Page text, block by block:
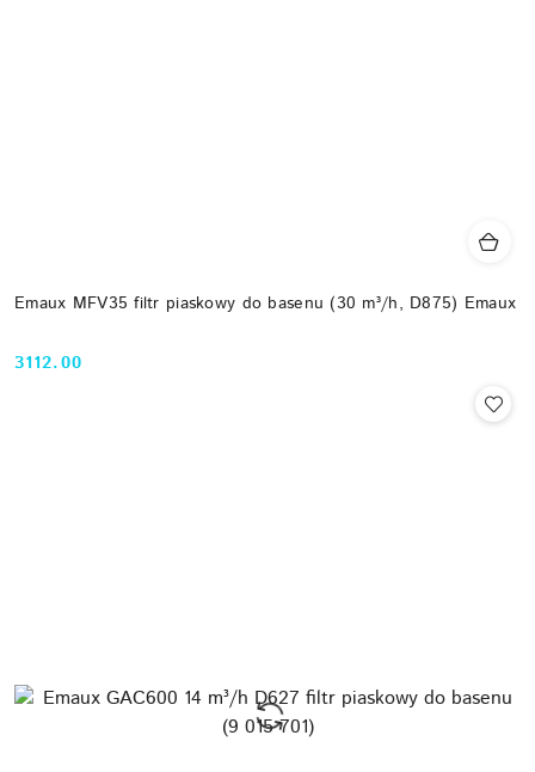
Emaux MFV35 filtr piaskowy do basenu (30 m³/h, D875) Emaux
Cena:
3112.00